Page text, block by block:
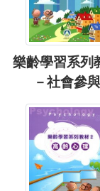
樂齡學習系列
－社會參與